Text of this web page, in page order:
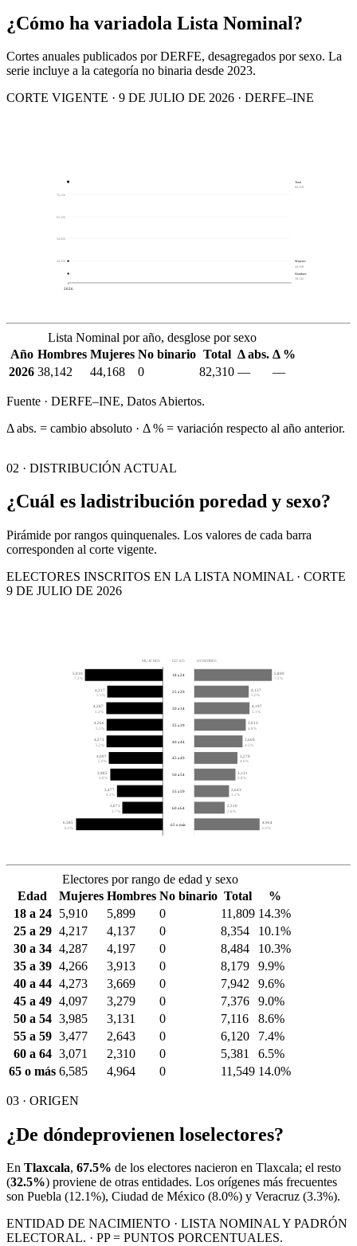
¿Cómo ha variadola Lista Nominal?
Cortes anuales publicados por DERFE, desagregados por sexo. La
serie incluye a la categoría no binaria desde 2023.
CORTE VIGENTE · 9 DE JULIO DE 2026 · DERFE–INE
44,326
54,926
65,526
76,126
2026
Total
82,310
Mujeres
44,168
Hombres
38,142
Lista Nominal por año, desglose por sexo
Año Hombres Mujeres No binario Total Δ abs. Δ %
2026 38,142 44,168 0 82,310 — —
Fuente · DERFE–INE, Datos Abiertos.
Δ abs. = cambio absoluto · Δ % = variación respecto al año anterior.
02 · DISTRIBUCIÓN ACTUAL
¿Cuál es ladistribución poredad y sexo?
Pirámide por rangos quinquenales. Los valores de cada barra
corresponden al corte vigente.
ELECTORES INSCRITOS EN LA LISTA NOMINAL · CORTE
9 DE JULIO DE 2026
MUJERES EDAD HOMBRES
5,910
7.2%
5,899
7.2%
18 a 24
4,217
5.1%
4,137
5.0%
25 a 29
4,287
5.2%
4,197
5.1%
30 a 34
4,266
5.2%
3,913
4.8%
35 a 39
4,273
5.2%
3,669
4.5%
40 a 44
4,097
5.0%
3,279
4.0%
45 a 49
3,985
4.8%
3,131
3.8%
50 a 54
3,477
4.2%
2,643
3.2%
55 a 59
3,071
3.7%
2,310
2.8%
60 a 64
6,585
8.0%
4,964
6.0%
65 o más
Electores por rango de edad y sexo
Edad
Mujeres Hombres No binario Total
%
18 a 24
5,910 5,899 0 11,809 14.3%
25 a 29 4,217 4,137 0 8,354
10.1%
30 a 34 4,287 4,197 0 8,484
10.3%
35 a 39 4,266 3,913 0 8,179
9.9%
40 a 44 4,273 3,669 0 7,942
9.6%
45 a 49 4,097 3,279 0 7,376
9.0%
50 a 54 3,985 3,131 0 7,116
8.6%
55 a 59 3,477 2,643 0 6,120
7.4%
60 a 64 3,071 2,310 0 5,381
6.5%
65 o más 6,585 4,964 0 11,549 14.0%
03 · ORIGEN
¿De dóndeprovienen loselectores?
En Tlaxcala, 67.5% de los electores nacieron en Tlaxcala; el resto
(32.5%) proviene de otras entidades. Los orígenes más frecuentes
son Puebla (12.1%), Ciudad de México (8.0%) y Veracruz (3.3%).
ENTIDAD DE NACIMIENTO · LISTA NOMINAL Y PADRÓN
ELECTORAL. · PP = PUNTOS PORCENTUALES.